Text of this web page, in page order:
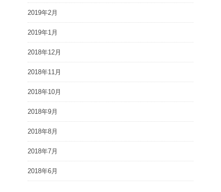
2019年2月
2019年1月
2018年12月
2018年11月
2018年10月
2018年9月
2018年8月
2018年7月
2018年6月